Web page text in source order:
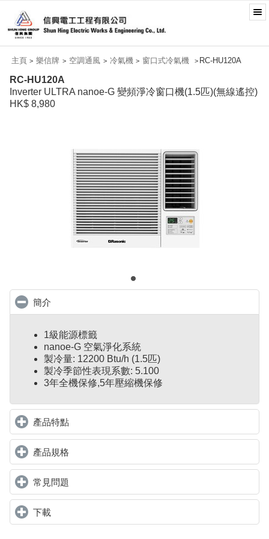
主頁 > 樂信牌 > 空調通風 > 冷氣機 > 窗口式冷氣機 > RC-HU120A
RC-HU120A
Inverter ULTRA nanoe-G 變頻淨冷窗口機(1.5匹)(無線遙控)
HK$ 8,980
簡介
1級能源標籤
nanoe-G 空氣淨化系統
製冷量: 12200 Btu/h (1.5匹)
製冷季節性表現系數: 5.100
3年全機保修,5年壓縮機保修
產品特點click to expand contents
產品規格
常見問題
下載click to expand contents